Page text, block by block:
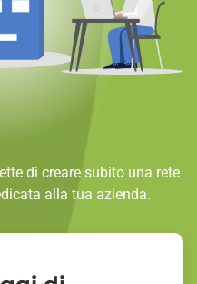
di creare subito una rete
alla tua azienda.